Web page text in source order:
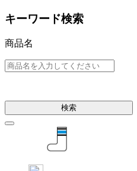
キーワード検索
商品名
検索